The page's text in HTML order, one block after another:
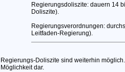
Regierungsdoliszite: dauern 14
Doliszite).
Regierungsverordnungen:
Leitfaden-Regierung).
Regierungs-Doliszite sind weiterhin
Möglichkeit dar.